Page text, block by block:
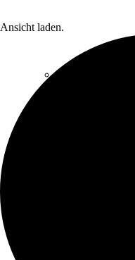
Über uns
Ansicht laden.